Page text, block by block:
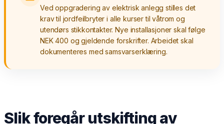
Ved oppgradering av elektrisk anlegg stilles det
krav til jordfeilbryter i alle kurser til våtrom og
utendørs stikkontakter. Nye installasjoner skal følge
NEK 400 og gjeldende forskrifter. Arbeidet skal
dokumenteres med samsvarserklæring.
Slik foregår utskifting av